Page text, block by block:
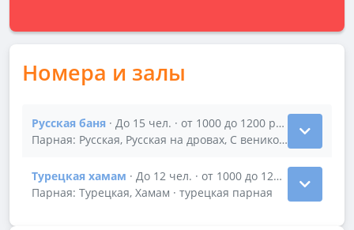
Номера и залы
Русская баня · До 15 чел. · от 1000 до 1200 р/час
Парная: Русская, Русская на дровах, С веником · русская
Показать подробности зала Русская баня
Турецкая хамам · До 12 чел. · от 1000 до 1200 р/час
Парная: Турецкая, Хамам · турецкая парная
Показать подробности зала Турецкая хамам